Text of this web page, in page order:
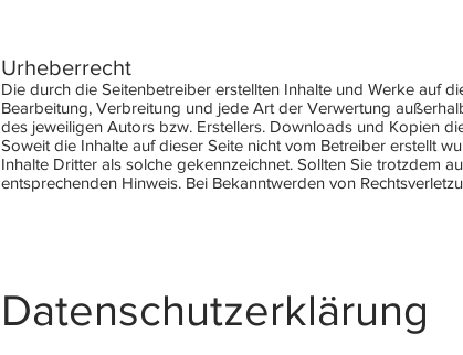
Urheberrecht
Die durch die Seitenbetreiber erstellten Inhalte und Werke auf
Bearbeitung, Verbreitung und jede Art der Verwertung
des jeweiligen Autors bzw. Erstellers. Downloads und Kopien
Soweit die Inhalte auf dieser Seite nicht vom Betreiber erstellt
Inhalte Dritter als solche gekennzeichnet. Sollten Sie trotzdem
entsprechenden Hinweis. Bei Bekanntwerden von
Datenschutzerklärung